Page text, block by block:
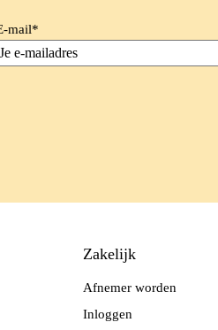
mail*
Zakelijk
Afnemer worden
Inloggen